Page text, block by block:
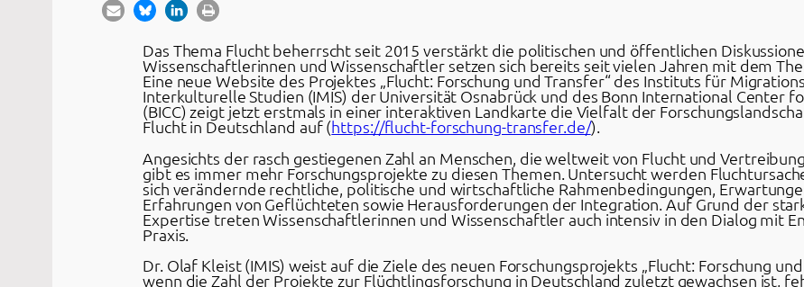
Das Thema Flucht beherrscht seit 2015 verstärkt die politischen und öffentlichen
Wissenschaftlerinnen und Wissenschaftler setzen sich bereits seit vielen Jahren mit dem
Eine neue Website des Projektes „Flucht: Forschung und Transfer“ des Instituts für
Interkulturelle Studien (IMIS) der Universität Osnabrück und des Bonn International Center
(BICC) zeigt jetzt erstmals in einer interaktiven Landkarte die Vielfalt der
Flucht in Deutschland auf (https://flucht-forschung-transfer.de/).
Angesichts der rasch gestiegenen Zahl an Menschen, die weltweit von Flucht und
gibt es immer mehr Forschungsprojekte zu diesen Themen. Untersucht werden
sich verändernde rechtliche, politische und wirtschaftliche Rahmenbedingungen,
Erfahrungen von Geflüchteten sowie Herausforderungen der Integration. Auf Grund der
Expertise treten Wissenschaftlerinnen und Wissenschaftler auch intensiv in den Dialog mit
Praxis.
Dr. Olaf Kleist (IMIS) weist auf die Ziele des neuen Forschungsprojekts „Flucht: Forschung
wenn die Zahl der Projekte zur Flüchtlingsforschung in Deutschland zuletzt gewachsen ist,